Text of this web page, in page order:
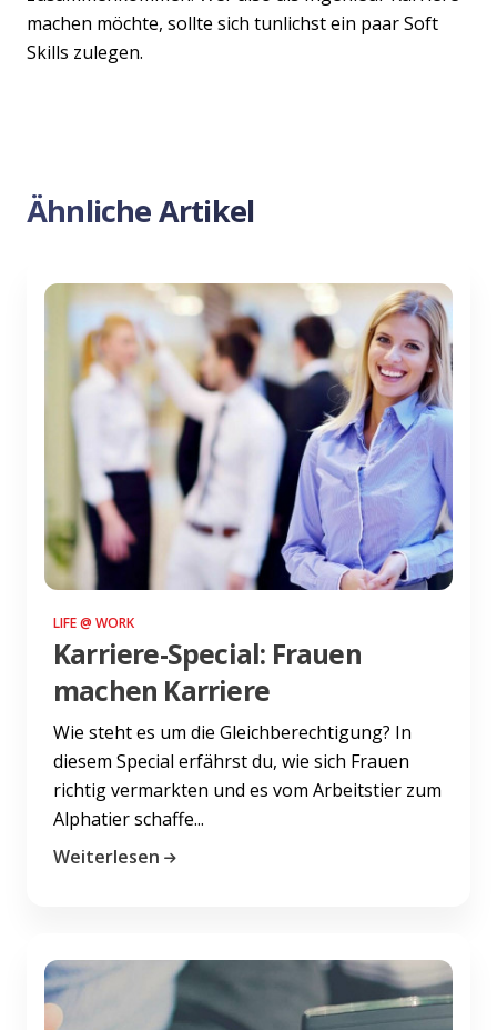
machen möchte, sollte sich tunlichst ein paar Soft
Skills zulegen.
Ähnliche Artikel
LIFE @ WORK
Karriere-Special: Frauen
machen Karriere
Wie steht es um die Gleichberechtigung? In
diesem Special erfährst du, wie sich Frauen
richtig vermarkten und es vom Arbeitstier zum
Alphatier schaffe...
Weiterlesen